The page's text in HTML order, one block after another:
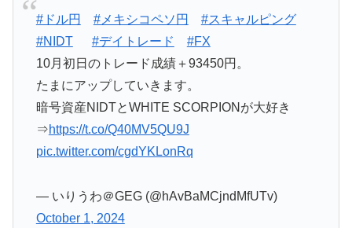
#ドル円 #メキシコペソ円
#スキャルピング
#NIDT
#デイトレード
#FX
10月初日のトレード成績＋93450円。
たまにアップしていきます。
暗号資産NIDTとWHITE SCORPIONが大好き
⇒https://t.co/Q40MV5QU9J
pic.twitter.com/cgdYKLonRq
— いりうわ＠GEG (@hAvBaMCjndMfUTv)
October 1, 2024